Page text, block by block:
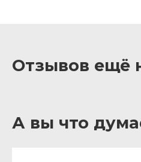
Отзывов ещё
А вы что